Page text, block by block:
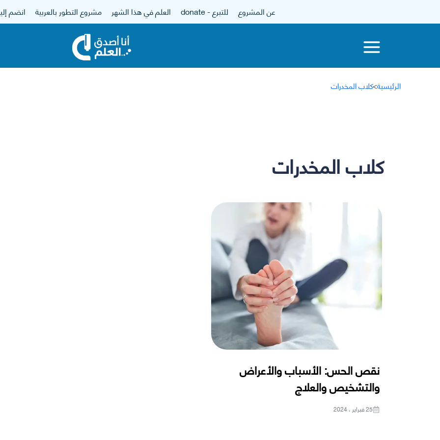
عن المشروع للتبرع - donate العلم في هذا الشهر مشروع التطور بالعربية انضم
الرئيسية>كلاب المخدرات
كلاب المخدرات
نقص الحس: الأسباب والأعراض
والتشخيص والعلاج
25 فبراير ، 2024